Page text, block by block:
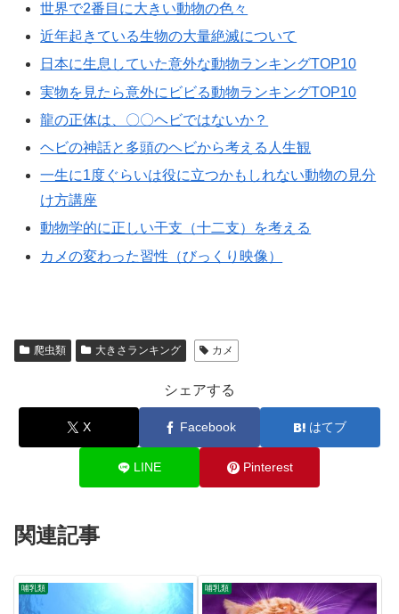
世界で2番目に大きい動物の色々
近年起きている生物の大量絶滅について
日本に生息していた意外な動物ランキングTOP10
実物を見たら意外にビビる動物ランキングTOP10
龍の正体は、〇〇ヘビではないか？
ヘビの神話と多頭のヘビから考える人生観
一生に1度ぐらいは役に立つかもしれない動物の見分
け方講座
動物学的に正しい干支（十二支）を考える
カメの変わった習性（びっくり映像）
爬虫類 大きさランキング カメ
シェアする
X Facebook はてブ
LINE Pinterest
関連記事
哺乳類 哺乳類